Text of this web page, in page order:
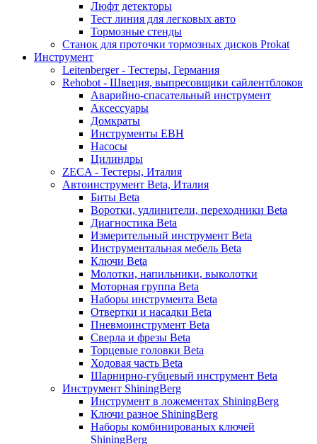
Люфт детекторы
Тест линия для легковых авто
Тормозные стенды
Станок для проточки тормозных дисков Prokat
Инструмент
Leitenberger - Тестеры, Германия
Rehobot - Швеция, выпресовщики сайлентблоков
Аварийно-спасательный инструмент
Аксессуары
Домкраты
Инструменты EBH
Насосы
Цилиндры
ZECA - Тестеры, Италия
Автоинструмент Beta, Италия
Биты Beta
Воротки, удлинители, переходники Beta
Диагностика Beta
Измерительный инструмент Beta
Инструментальная мебель Beta
Ключи Beta
Молотки, напильники, выколотки
Моторная группа Beta
Наборы инструмента Beta
Отвертки и насадки Beta
Пневмоинструмент Beta
Сверла и фрезы Beta
Торцевые головки Beta
Ходовая часть Beta
Шарнирно-губцевый инструмент Beta
Инструмент ShiningBerg
Инструмент в ложементах ShiningBerg
Ключи разное ShiningBerg
Наборы комбинированых ключей
ShiningBerg